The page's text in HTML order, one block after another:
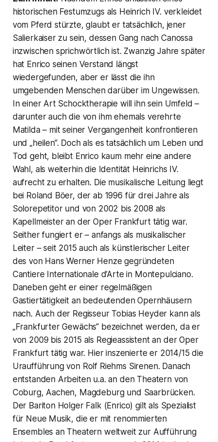
historischen Festumzugs als Heinrich IV. verkleidet
vom Pferd stürzte, glaubt er tatsächlich, jener
Salierkaiser zu sein, dessen Gang nach Canossa
inzwischen sprichwörtlich ist. Zwanzig Jahre später
hat Enrico seinen Verstand längst
wiedergefunden, aber er lässt die ihn
umgebenden Menschen darüber im Ungewissen.
In einer Art Schocktherapie will ihn sein Umfeld –
darunter auch die von ihm ehemals verehrte
Matilda – mit seiner Vergangenheit konfrontieren
und „heilen“. Doch als es tatsächlich um Leben und
Tod geht, bleibt Enrico kaum mehr eine andere
Wahl, als weiterhin die Identität Heinrichs IV.
aufrecht zu erhalten. Die musikalische Leitung liegt
bei Roland Böer, der ab 1996 für drei Jahre als
Solorepetitor und von 2002 bis 2008 als
Kapellmeister an der Oper Frankfurt tätig war.
Seither fungiert er – anfangs als musikalischer
Leiter – seit 2015 auch als künstlerischer Leiter
des von Hans Werner Henze gegründeten
Cantiere Internationale d’Arte in Montepulciano.
Daneben geht er einer regelmäßigen
Gastiertätigkeit an bedeutenden Opernhäusern
nach. Auch der Regisseur Tobias Heyder kann als
„Frankfurter Gewächs“ bezeichnet werden, da er
von 2009 bis 2015 als Regieassistent an der Oper
Frankfurt tätig war. Hier inszenierte er 2014/15 die
Uraufführung von Rolf Riehms Sirenen. Danach
entstanden Arbeiten u.a. an den Theatern von
Coburg, Aachen, Magdeburg und Saarbrücken.
Der Bariton Holger Falk (Enrico) gilt als Spezialist
für Neue Musik, die er mit renommierten
Ensembles an Theatern weltweit zur Aufführung